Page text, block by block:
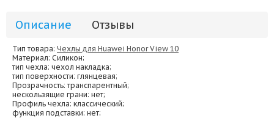
Описание Отзывы
Тип товара: Чехлы для Huawei Honor View 10
Материал: Силикон;
тип чехла: чехол накладка;
тип поверхности: глянцевая;
Прозрачность: транспарентный;
нескользящие грани: нет;
Профиль чехла: классический;
функция подставки: нет;